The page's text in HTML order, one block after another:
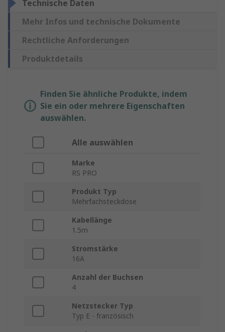
Technische Daten
Mehr Infos und technische Dokumente
Rechtliche Anforderungen
Produktdetails
Finden Sie ähnliche Produkte, indem
Sie ein oder mehrere Eigenschaften
auswählen.
Alle auswählen
Marke
RS PRO
Produkt Typ
Mehrfachsteckdose
Kabellänge
1.5m
Stromstärke
16A
Anzahl der Buchsen
4
Netzstecker Typ
Typ E - französisch